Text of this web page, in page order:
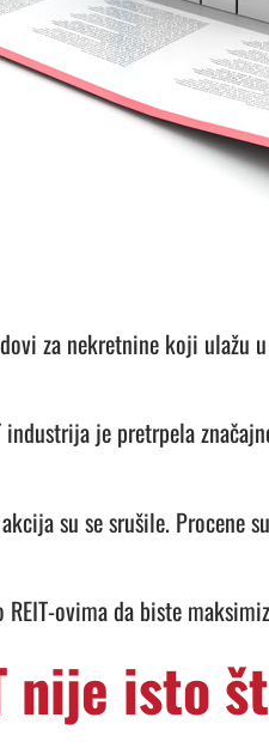
za nekretnine koji
je pretrpela
su se srušile. Procene
ovima da biste
nije isto